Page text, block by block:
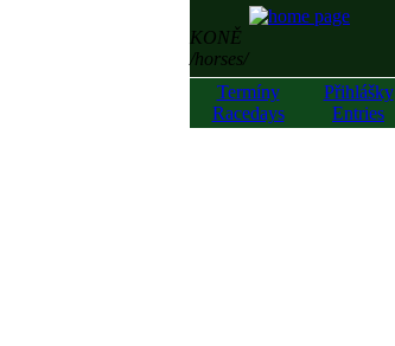
KONĚ
/horses/
Termíny
Racedays
Přihlášky
Entries